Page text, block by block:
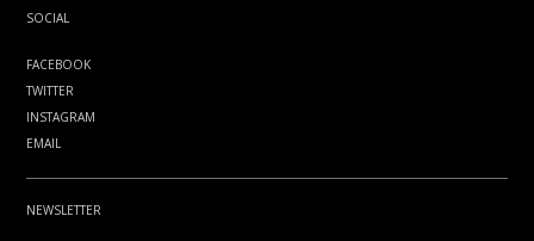
SOCIAL
FACEBOOK
TWITTER
INSTAGRAM
EMAIL
NEWSLETTER